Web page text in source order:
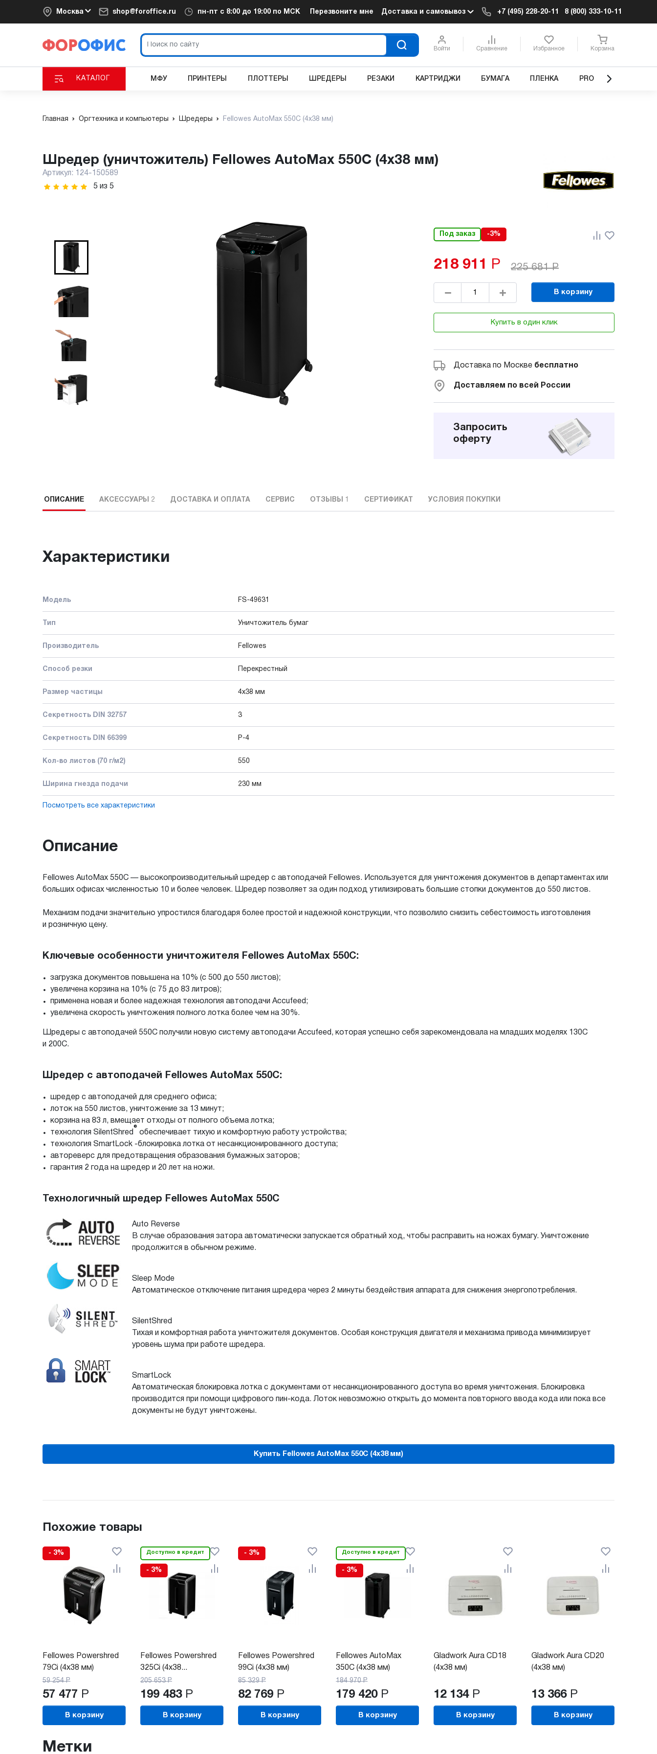
Москва shop@foroffice.ru пн-пт с 8:00 до 19:00 по МСК Перезвоните мне Доставка и самовывоз +7 (495) 228-20-11 8 (800) 333-10-11
Войти Сравнение Избранное Корзина
КАТАЛОГ МФУ ПРИНТЕРЫ ПЛОТТЕРЫ ШРЕДЕРЫ РЕЗАКИ КАРТРИДЖИ БУМАГА ПЛЕНКА PRO
Главная Оргтехника и компьютеры Шредеры Fellowes AutoMax 550C (4x38 мм)
Шредер (уничтожитель) Fellowes AutoMax 550C (4x38 мм)
Артикул:
124-150589
5 из 5
Под заказ -3%
218 911 Р 225 681 Р
В корзину
Купить в один клик
Доставка по Москве бесплатно
Доставляем по всей России
Запросить
оферту
ОПИСАНИЕ АКСЕССУАРЫ 2 ДОСТАВКА И ОПЛАТА СЕРВИС ОТЗЫВЫ СЕРТИФИКАТ УСЛОВИЯ ПОКУПКИ
Характеристики
Модель FS-49631
Тип Уничтожитель бумаг
Производитель Fellowes
Способ резки Перекрестный
Размер частицы 4x38 мм
Секретность DIN 32757 3
Секретность DIN 66399 P-4
Кол-во листов (70 г/м2) 550
Ширина гнезда подачи 230 мм
Посмотреть все характеристики
Описание
Fellowes AutoMax 550С — высокопроизводительный шредер с автоподачей Fellowes. Используется для уничтожения документов в департаментах или
больших офисах численностью 10 и более человек. Шредер позволяет за один подход утилизировать большие стопки документов до 550 листов.
Механизм подачи значительно упростился благодаря более простой и надежной конструкции, что позволило снизить себестоимость изготовления
и розничную цену.
Ключевые особенности уничтожителя Fellowes AutoMax 550С:
загрузка документов повышена на 10% (с 500 до 550 листов);
увеличена корзина на 10% (с 75 до 83 литров);
применена новая и более надежная технология автоподачи Accufeed;
увеличена скорость уничтожения полного лотка более чем на 30%.
Шредеры с автоподачей 550С получили новую систему автоподачи Accufeed, которая успешно себя зарекомендовала на младших моделях 130С
и 200С.
Шредер с автоподачей Fellowes AutoMax 550С:
шредер с автоподачей для среднего офиса;
лоток на 550 листов, уничтожение за 13 минут;
корзина на 83 л, вмещает отходы от полного объема лотка;
технология SilentShred
®
обеспечивает тихую и комфортную работу устройства;
технология SmartLock -блокировка лотка от несанкционированного доступа;
автореверс для предотвращения образования бумажных заторов;
гарантия 2 года на шредер и 20 лет на ножи.
Технологичный шредер Fellowes AutoMax 550С
Auto Reverse
В случае образования затора автоматически запускается обратный ход, чтобы расправить на ножах бумагу. Уничтожение
продолжится в обычном режиме.
Sleep Mode
Автоматическое отключение питания шредера через 2 минуты бездействия аппарата для снижения энергопотребления.
SilentShred
Тихая и комфортная работа уничтожителя документов. Особая конструкция двигателя и механизма привода минимизирует
уровень шума при работе шредера.
SmartLock
Автоматическая блокировка лотка с документами от несанкционированного доступа во время уничтожения. Блокировка
производится при помощи цифрового пин-кода. Лоток невозможно открыть до момента повторного ввода кода или пока все
документы не будут уничтожены.
Купить Fellowes AutoMax 550C (4x38 мм)
Похожие товары
- 3%
Fellowes Powershred
79Ci (4x38 мм)
59 254 Р
57 477 Р
В корзину
Доступно в кредит
- 3%
Fellowes Powershred
325Ci (4x38...
205 653 Р
199 483 Р
В корзину
- 3%
Fellowes Powershred
99Ci (4x38 мм)
85 329 Р
82 769 Р
В корзину
Доступно в кредит
- 3%
Fellowes AutoMax
350C (4x38 мм)
184 970 Р
179 420 Р
В корзину
Gladwork Aura CD18
(4x38 мм)
12 134 Р
В корзину
Gladwork Aura CD20
(4x38 мм)
13 366 Р
В корзину
Метки